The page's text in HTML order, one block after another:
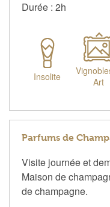
Durée : 2h
Insolite
Art
Parfums de
Visite journée et
Maison de
de champagne.